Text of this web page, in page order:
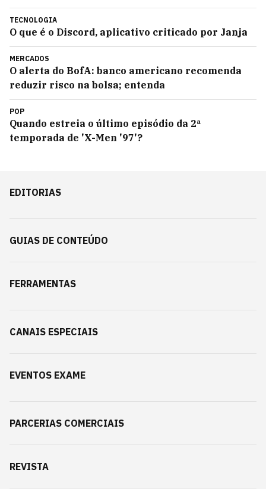
TECNOLOGIA
O que é o Discord, aplicativo criticado por Janja
MERCADOS
O alerta do BofA: banco americano recomenda
reduzir risco na bolsa; entenda
POP
Quando estreia o último episódio da 2ª
temporada de 'X-Men '97'?
EDITORIAS
GUIAS DE CONTEÚDO
FERRAMENTAS
CANAIS ESPECIAIS
EVENTOS EXAME
PARCERIAS COMERCIAIS
REVISTA